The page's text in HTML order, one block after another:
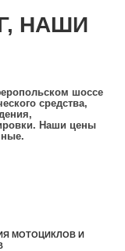
НАШИ
шоссе
средства,
Наши цены
МОТОЦИКЛОВ И